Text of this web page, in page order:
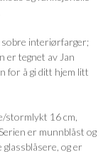
interiørfarger;
er tegnet av Jan
for å gi ditt hjem litt
stormlykt 16 cm,
er munnblåst og
og er